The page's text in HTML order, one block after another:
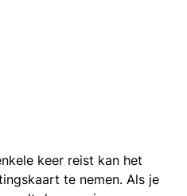
keer reist kan het
te nemen. Als je